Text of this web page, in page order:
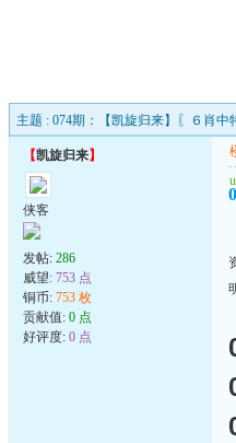
主题 : 074期：【凯旋归来】〖６肖中
【凯旋归来】
侠客
发帖: 286
威望: 753 点
铜币: 753 枚
贡献值: 0 点
好评度: 0 点
u